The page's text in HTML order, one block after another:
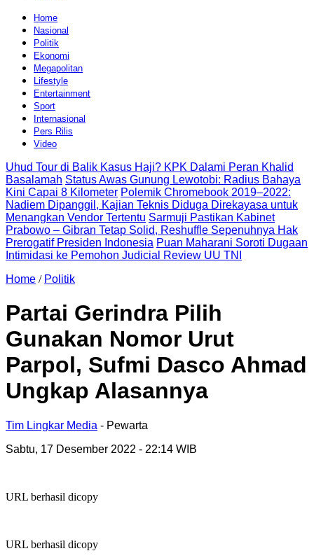
Home
Nasional
Politik
Ekonomi
Megapolitan
Lifestyle
Entertainment
Sport
Internasional
Pers Rilis
Video
Uhud Tour di Balik Kasus Haji? KPK Dalami Peran Khalid
Basalamah Status Awas Gunung Lewotobi: Radius Bahaya
Kini Capai 8 Kilometer Polemik Chromebook 2019–2022:
Nadiem Dipanggil, Kajian Teknis Diduga Direkayasa untuk
Menangkan Vendor Tertentu Sarmuji Pastikan Kabinet
Prabowo – Gibran Tetap Solid, Reshuffle Sepenuhnya Hak
Prerogatif Presiden Indonesia Puan Maharani Soroti Dugaan
Intimidasi ke Pemohon Judicial Review UU TNI
Home / Politik
Partai Gerindra Pilih
Gunakan Nomor Urut
Parpol, Sufmi Dasco Ahmad
Ungkap Alasannya
Tim Lingkar Media - Pewarta
Sabtu, 17 Desember 2022 - 22:14 WIB
URL berhasil dicopy
URL berhasil dicopy